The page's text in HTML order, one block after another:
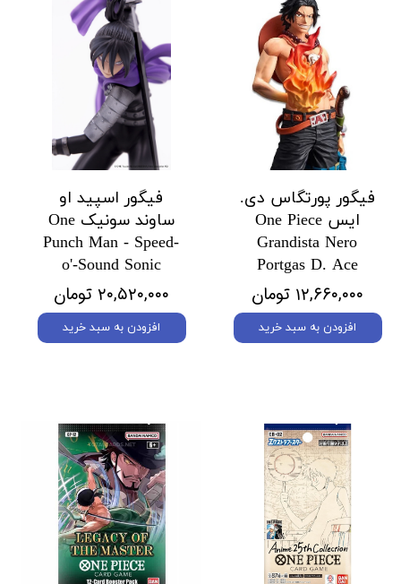
فیگور پورتگاس دی.
ایس One Piece
Grandista Nero
Portgas D. Ace
۱۲,۶۶۰,۰۰۰ تومان
افزودن به سبد خرید
فیگور اسپید او
ساوند سونیک One
Punch Man - Speed-
o'-Sound Sonic
۲۰,۵۲۰,۰۰۰ تومان
افزودن به سبد خرید